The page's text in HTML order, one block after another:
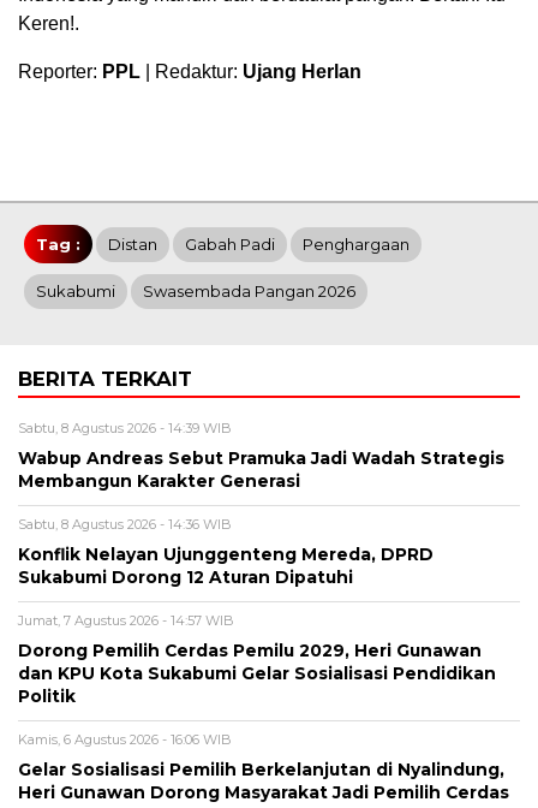
Keren!.
Reporter: PPL | Redaktur: Ujang Herlan
Tag : Distan Gabah Padi Penghargaan
Sukabumi Swasembada Pangan 2026
BERITA TERKAIT
Sabtu, 8 Agustus 2026 - 14:39 WIB
Wabup Andreas Sebut Pramuka Jadi Wadah Strategis
Membangun Karakter Generasi ‎
Sabtu, 8 Agustus 2026 - 14:36 WIB
Konflik Nelayan Ujunggenteng Mereda, DPRD
Sukabumi Dorong 12 Aturan Dipatuhi
Jumat, 7 Agustus 2026 - 14:57 WIB
Dorong Pemilih Cerdas Pemilu 2029, Heri Gunawan
dan KPU Kota Sukabumi Gelar Sosialisasi Pendidikan
Politik
Kamis, 6 Agustus 2026 - 16:06 WIB
Gelar Sosialisasi Pemilih Berkelanjutan di Nyalindung,
Heri Gunawan Dorong Masyarakat Jadi Pemilih Cerdas